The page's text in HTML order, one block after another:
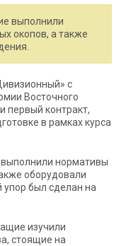
выполнили
окопов, а также
с
Восточного
первый контракт,
в рамках курса
нормативы
оборудовали
был сделан на
изучили
стоящие на